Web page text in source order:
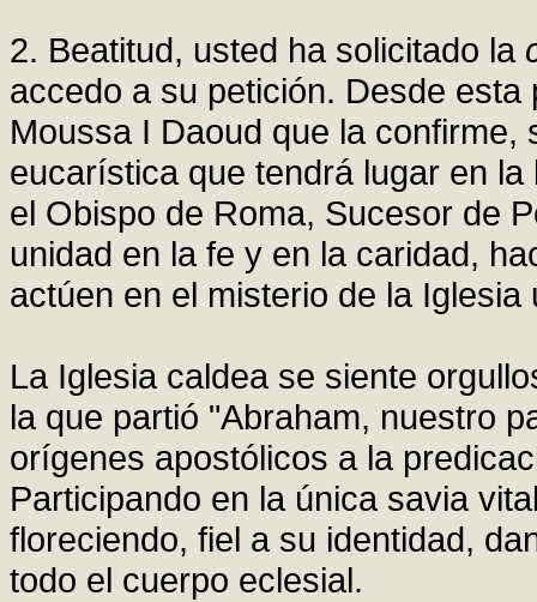
2. Beatitud, usted ha solicitado la
accedo a su petición. Desde
Moussa I Daoud que la
eucarística que tendrá lugar en
el Obispo de Roma, Sucesor de
unidad en la fe y en la caridad,
actúen en el misterio de la
La Iglesia caldea se siente
la que partió "Abraham, nuestro
orígenes apostólicos a la
Participando en la única savia
floreciendo, fiel a su identidad,
todo el cuerpo eclesial.